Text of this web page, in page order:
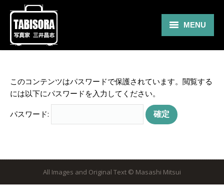
MENU
Gallery
Travel
About
Blog
Contact
このコンテンツはパスワードで保護されています。閲覧する
には以下にパスワードを入力してください。
パスワード:
All Images and Original Text © Masashi Mitsui